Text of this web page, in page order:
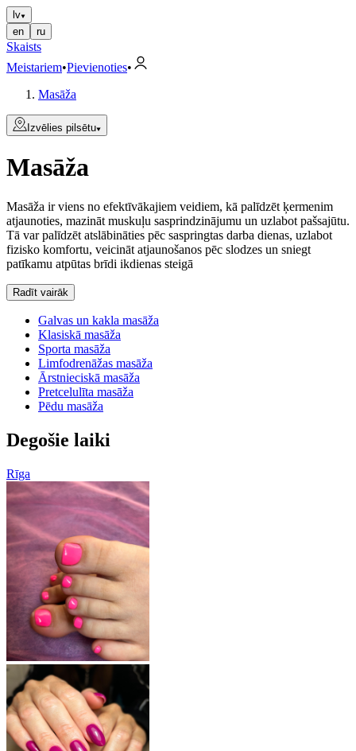
lv
en
ru
Skaists
Meistariem•Pievienoties•
Masāža
Izvēlies pilsētu
Masāža
Masāža ir viens no efektīvākajiem veidiem, kā palīdzēt ķermenim
atjaunoties, mazināt muskuļu sasprindzinājumu un uzlabot pašsajūtu.
Tā var palīdzēt atslābināties pēc saspringtas darba dienas, uzlabot
fizisko komfortu, veicināt atjaunošanos pēc slodzes un sniegt
patīkamu atpūtas brīdi ikdienas steigā
Radīt vairāk
Galvas un kakla masāža
Klasiskā masāža
Sporta masāža
Limfodrenāžas masāža
Ārstnieciskā masāža
Pretcelulīta masāža
Pēdu masāža
Degošie laiki
Rīga